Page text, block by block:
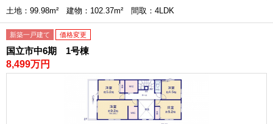
土地：99.98m² 建物：102.37m² 間取：4LDK
新築一戸建て 価格変更
国立市中6期 1号棟
8,499万円